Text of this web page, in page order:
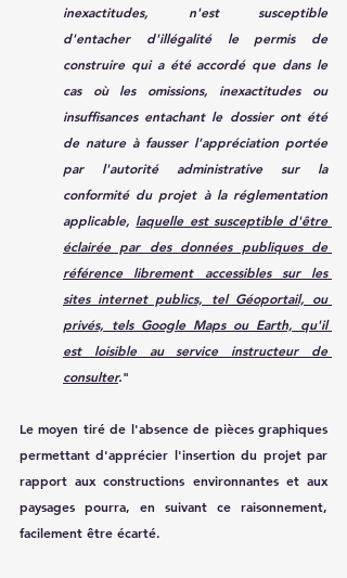
inexactitudes, n'est susceptible
d'entacher d'illégalité le permis de
construire qui a été accordé que dans le
cas où les omissions, inexactitudes ou
insuffisances entachant le dossier ont été
de nature à fausser l'appréciation portée
par l'autorité administrative sur la
conformité du projet à la réglementation
applicable, laquelle est susceptible d'être
éclairée par des données publiques de
référence librement accessibles sur les
sites internet publics, tel Géoportail, ou
privés, tels Google Maps ou Earth, qu'il
est loisible au service instructeur de
consulter."
Le moyen tiré de l'absence de pièces graphiques
permettant d'apprécier l'insertion du projet par
rapport aux constructions environnantes et aux
paysages pourra, en suivant ce raisonnement,
facilement être écarté.